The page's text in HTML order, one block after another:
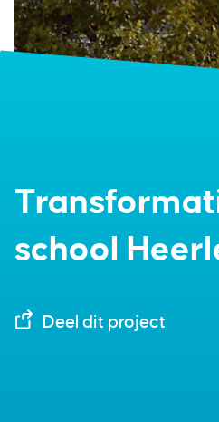
school
Deel dit project